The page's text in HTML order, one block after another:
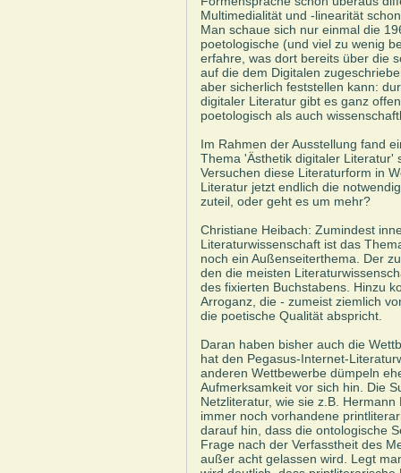
Multimedialität und -linearität
Man schaue sich nur einmal die
poetologische (und viel zu wenig
erfahre, was dort bereits über die
auf die dem Digitalen
aber sicherlich feststellen kann:
digitaler Literatur gibt es ganz
poetologisch als auch
Im Rahmen der Ausstellung fand
Thema 'Ästhetik digitaler Literatur'
Versuchen diese Literaturform in
Literatur jetzt endlich die
zuteil, oder geht es um mehr?
Christiane Heibach: Zumindest
Literaturwissenschaft ist das
noch ein Außenseiterthema. Der
den die meisten
des fixierten Buchstabens. Hinzu
Arroganz, die - zumeist ziemlich
die poetische Qualität abspricht.
Daran haben bisher auch die
hat den Pegasus-Internet-
anderen Wettbewerbe dümpeln
Aufmerksamkeit vor sich hin. Die
Netzliteratur, wie sie z.B.
immer noch vorhandene
darauf hin, dass die ontologische
Frage nach der Verfasstheit des
außer acht gelassen wird. Legt